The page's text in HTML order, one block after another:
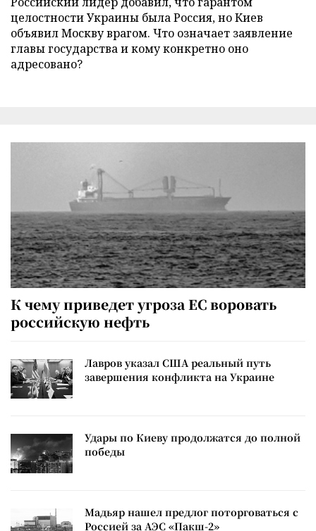
целостности Украины была Россия, но Киев
объявил Москву врагом. Что означает заявление
главы государства и кому конкретно оно
адресовано?
К чему приведет угроза ЕС воровать
российскую нефть
Лавров указал США реальный путь
завершения конфликта на Украине
Удары по Киеву продолжатся до полной
победы
Мадьяр нашел предлог поторговаться с
Россией за АЭС «Пакш-2»